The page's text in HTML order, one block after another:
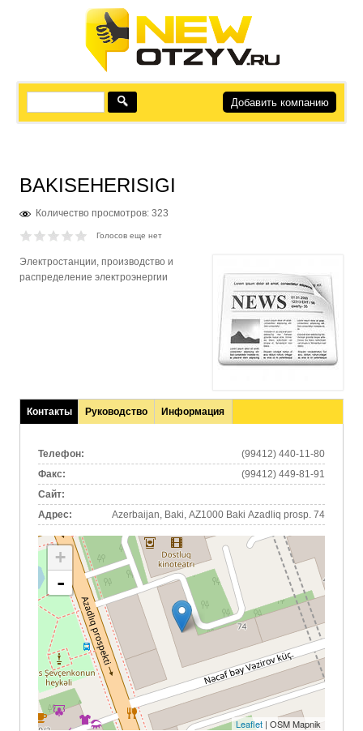
Добавить компанию
BAKISEHERISIGI
Количество просмотров: 323
Голосов еще нет
Электростанции, производство и
распределение электроэнергии
Контакты
(активная
Руководство Информация
Телефон:
(99412) 440-11-80
Факс:
(99412) 449-81-91
Сайт:
Адрес:
Azerbaijan, Baki, AZ1000 Baki Azadliq prosp. 74
+
-
Leaflet| OSM Mapnik